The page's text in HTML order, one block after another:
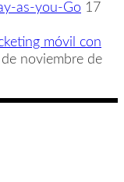
as-you-Go 17
móvil con
noviembre de